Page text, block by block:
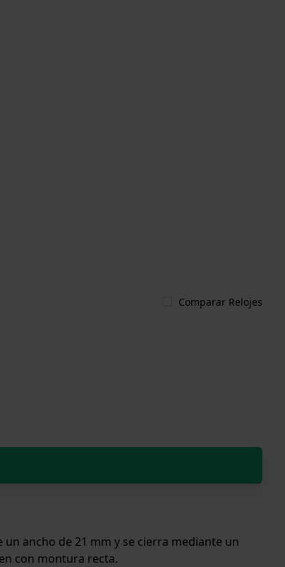
Comparar Relojes
ancho de 21 mm y se cierra mediante un
con montura recta.